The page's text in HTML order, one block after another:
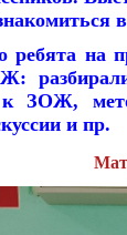
ребята на
ЗОЖ,
и пр.